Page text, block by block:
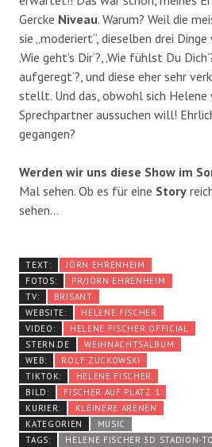
Gercke Niveau. Warum? Weil die
sie „moderiert“, dieselben drei
‚Wie geht’s Dir‘?, ‚Wie fühlst Du
aufgeregt‘?, und diese eher sehr
stellt. Und das, obwohl sich Helene
Sprechpartner aussuchen will!
gegangen?
Werden wir uns diese Show im
Mal sehen. Ob es für eine Story
sehen…
TEXT:
JÖRN EHRENHEIM
FOTOS:
PR/JÖRN EHRENHEIM
TV:
BRISANT
WEBSITE:
HELENE FISCHER
VIDEO:
HELENE FISCHER OFFICIAL
STERN.DE
WEIHNACHTSALBUM
WEB:
ROLF ZUCKOWSKI
TIKTOK:
HELENE FISCHER
BILD:
FISCHER AUF PLATZ 1
KURIER:
KLEINERE ARENEN
KATEGORIEN
MUSIC
TAGS:
HELENE FISCHER 3D STADION-